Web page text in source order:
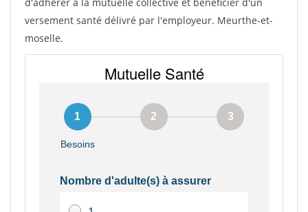
versement santé délivré par l'employeur. Meurthe-et-
moselle.